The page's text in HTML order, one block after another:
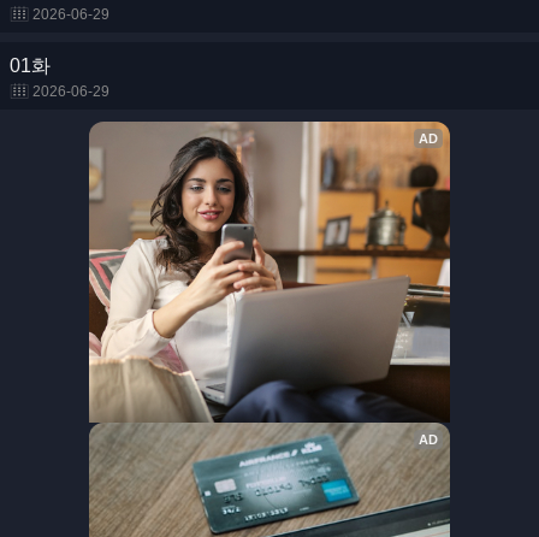
2026-06-29
01화
2026-06-29